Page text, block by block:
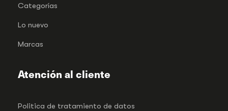
Categorías
Lo nuevo
Marcas
Atención al cliente
Politica de tratamiento de datos